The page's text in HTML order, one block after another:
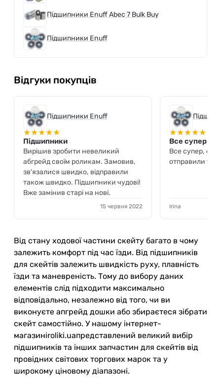
Підшипники Enuff Abec 7 Bulk Buy
Підшипники Enuff
Відгуки покупців
Підшипники Enuff
★★★★★
Підшипники
Вирішив зробити невеликий
абгрейд своїм роликам. Замовив,
зв'язалися швидко, відправили
також швидко. Підшипники чудові!
Вже замінив старі на нові.
15 червня 2022
★★★★★
Все супер
Все супер,
отправили
Irina
Від стану ходової частини скейту багато в чому
залежить комфорт під час їзди. Від підшипників
для скейтів залежить швидкість руху, плавність
їзди та маневреність. Тому до вибору даних
елементів слід підходити максимально
відповідально, незалежно від того, чи ви
виконуєте апгрейд дошки або збираєтеся зібрати
скейт самостійно. У нашому інтернет-
магазиніroliki.uaпредставлений великий вибір
підшипників та інших запчастин для скейтів від
провідних світових торгових марок та у
широкому ціновому діапазоні.